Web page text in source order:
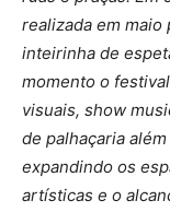
realizada em maio
inteirinha de
momento o
visuais, show
de palhaçaria
expandindo os
artísticas e o